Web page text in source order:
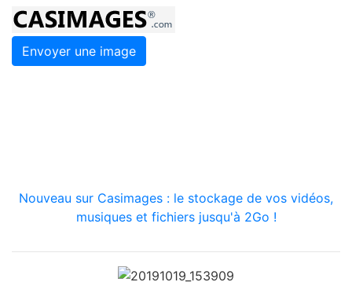
Envoyer une image
Nouveau sur Casimages : le stockage de vos vidéos,
musiques et fichiers jusqu'à 2Go !